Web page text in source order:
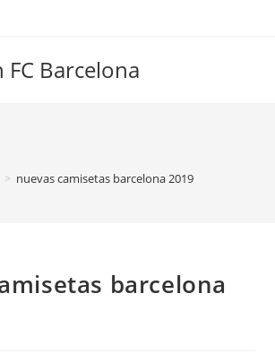
Barcelona
> nuevas camisetas barcelona 2019
barcelona